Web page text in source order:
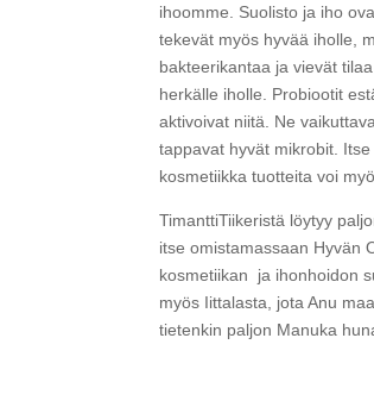
ihoomme. Suolisto ja iho
tekevät myös hyvää iholle,
bakteerikantaa ja vievät
herkälle iholle. Probiootit
aktivoivat niitä. Ne
tappavat hyvät mikrobit.
kosmetiikka tuotteita voi
TimanttiTiikeristä löytyy
itse omistamassaan Hyvän
kosmetiikan ja ihonhoidon
myös Iittalasta, jota Anu
tietenkin paljon Manuka